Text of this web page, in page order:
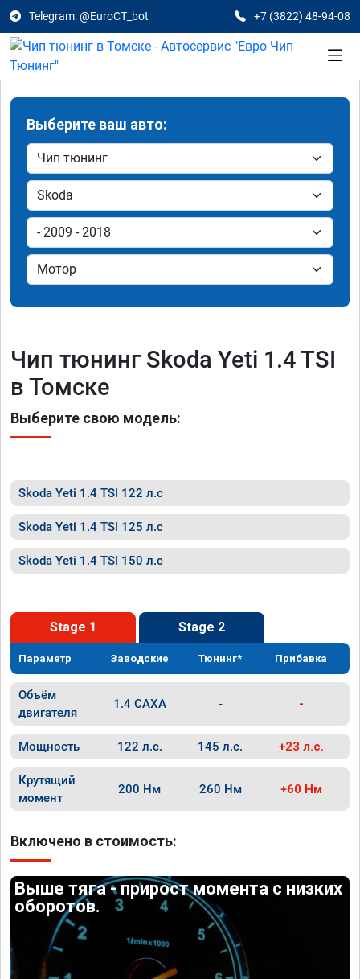
Telegram: @EuroCT_bot +7 (3822) 48-94-08
Выберите ваш авто:
Чип тюнинг Skoda Yeti 1.4 TSI
в Томске
Выберите свою модель:
Skoda Yeti 1.4 TSI 122 л.с
Skoda Yeti 1.4 TSI 125 л.с
Skoda Yeti 1.4 TSI 150 л.с
Stage 1 Stage 2
Параметр Заводские Тюнинг* Прибавка
Объём
двигателя
1.4 CAXA - -
Мощность 122 л.с. 145 л.с. +23 л.с.
Крутящий
момент
200 Нм 260 Нм +60 Нм
Включено в стоимость:
Выше тяга - прирост момента с низких
оборотов.